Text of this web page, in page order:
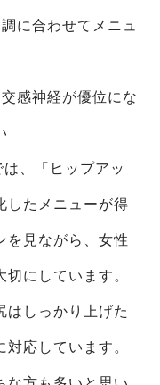
に合わせてメニュ
感神経が優位にな
、「ヒップアッ
したメニューが得
を見ながら、女性
にしています。
はしっかり上げた
応しています。